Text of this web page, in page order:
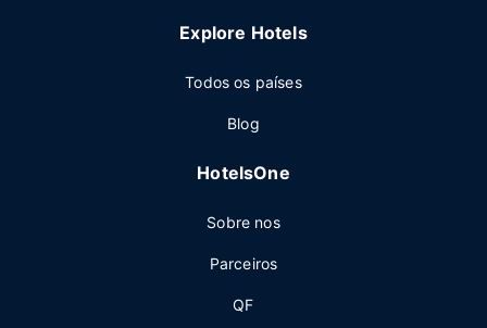
Explore Hotels
Todos os países
Blog
HotelsOne
Sobre nos
Parceiros
QF